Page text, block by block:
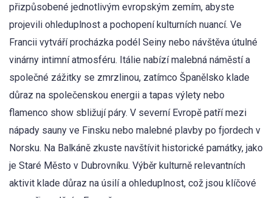
přizpůsobené jednotlivým evropským zemím, abyste
projevili ohleduplnost a pochopení kulturních nuancí. Ve
Francii vytváří procházka podél Seiny nebo návštěva útulné
vinárny intimní atmosféru. Itálie nabízí malebná náměstí a
společné zážitky se zmrzlinou, zatímco Španělsko klade
důraz na společenskou energii a tapas výlety nebo
flamenco show sbližují páry. V severní Evropě patří mezi
nápady sauny ve Finsku nebo malebné plavby po fjordech v
Norsku. Na Balkáně zkuste navštívit historické památky, jako
je Staré Město v Dubrovníku. Výběr kulturně relevantních
aktivit klade důraz na úsilí a ohleduplnost, což jsou klíčové